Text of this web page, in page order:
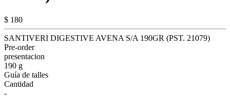
$ 180
SANTIVERI DIGESTIVE AVENA S/A 190GR (PST. 21079)
Pre-order
presentacion
190 g
Guía de talles
Cantidad
-